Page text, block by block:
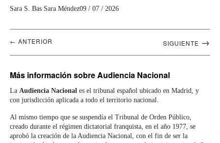
Sara S. Bas Sara Méndez09 / 07 / 2026
Navegación
artículos
SIGUIENTE →
← ANTERIOR
Más información sobre Audiencia Nacional
La Audiencia Nacional es el tribunal español ubicado en Madrid, y
con jurisdicción aplicada a todo el territorio nacional.
Al mismo tiempo que se suspendía el Tribunal de Orden Público,
creado durante el régimen dictatorial franquista, en el año 1977, se
aprobó la creación de la Audiencia Nacional, con el fin de ser la